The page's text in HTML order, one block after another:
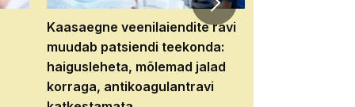
Kaasaegne veenilaiendite ravi
muudab patsiendi teekonda:
haigusleheta, mõlemad jalad
korraga, antikoagulantravi